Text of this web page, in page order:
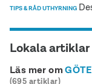
TIPS & RÅD UTHYRNING
Lokala artiklar
Läs mer om
(695 artiklar)